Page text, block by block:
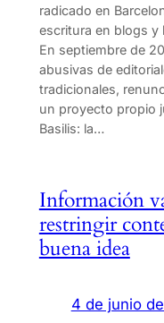
radicado en
escritura en blogs y
En septiembre de
abusivas de
tradicionales,
un proyecto propio
Basilis: la…
Información
restringir
buena idea
4 de junio